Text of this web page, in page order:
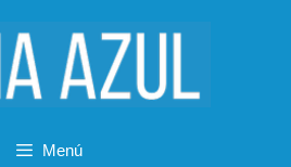
Menú